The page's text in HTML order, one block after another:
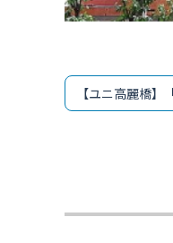
【ユニ高麗橋